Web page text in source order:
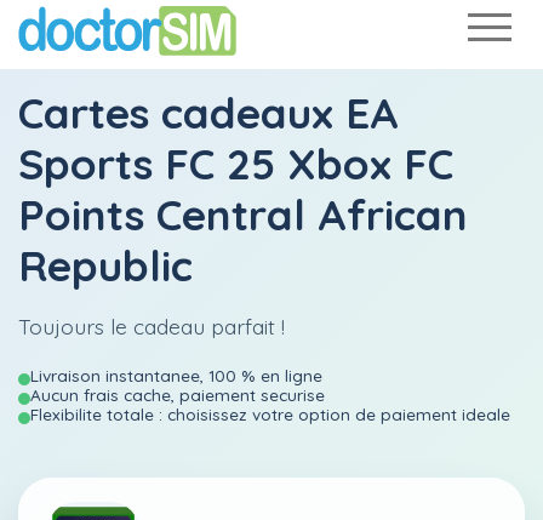
Cartes cadeaux EA
Sports FC 25 Xbox FC
Points Central African
Republic
Toujours le cadeau parfait !
Livraison instantanee, 100 % en ligne
Aucun frais cache, paiement securise
Flexibilite totale : choisissez votre option de paiement ideale